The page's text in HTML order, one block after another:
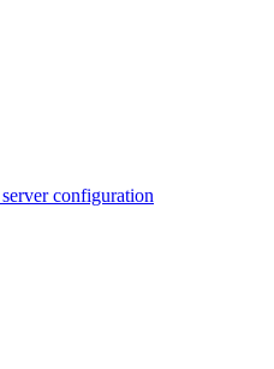
configuration